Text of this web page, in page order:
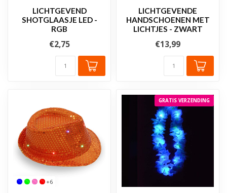
LICHTGEVEND
SHOTGLAASJE LED -
RGB
€2,75
LICHTGEVENDE
HANDSCHOENEN MET
LICHTJES - ZWART
€13,99
+6
GRATIS VERZENDING